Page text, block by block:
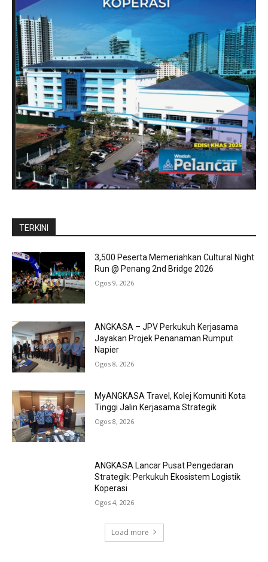
TERKINI
3,500 Peserta Memeriahkan Cultural Night
Run @ Penang 2nd Bridge 2026
Ogos 9, 2026
ANGKASA – JPV Perkukuh Kerjasama
Jayakan Projek Penanaman Rumput
Napier
Ogos 8, 2026
MyANGKASA Travel, Kolej Komuniti Kota
Tinggi Jalin Kerjasama Strategik
Ogos 8, 2026
ANGKASA Lancar Pusat Pengedaran
Strategik: Perkukuh Ekosistem Logistik
Koperasi
Ogos 4, 2026
Load more